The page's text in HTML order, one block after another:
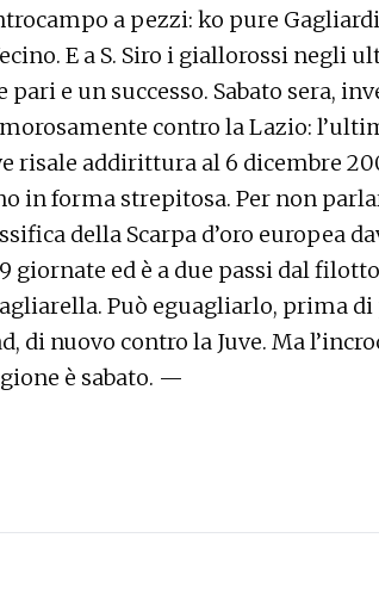
a pezzi: ko pure
E a S. Siro i giallorossi negli
pari e un successo. Sabato sera,
contro la Lazio:
risale addirittura al 6 dicembre
in forma strepitosa. Per non
della Scarpa d’oro europea
giornate ed è a due passi dal
Può eguagliarlo, prima
di nuovo contro la Juve. Ma
è sabato. —